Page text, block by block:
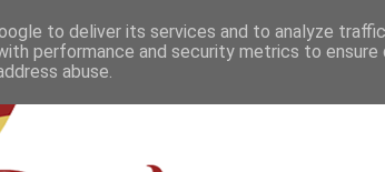
to deliver its services and to analyze
performance and security metrics to
abuse.